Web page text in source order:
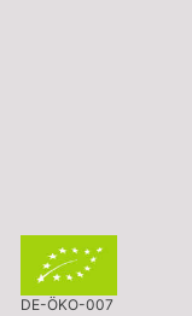
DE-ÖKO-007